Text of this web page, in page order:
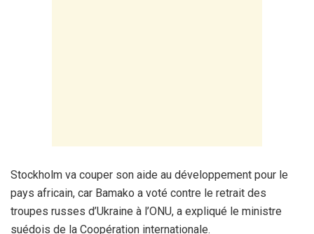
Stockholm va couper son aide au développement pour le
pays africain, car Bamako a voté contre le retrait des
troupes russes d’Ukraine à l’ONU, a expliqué le ministre
suédois de la Coopération internationale.